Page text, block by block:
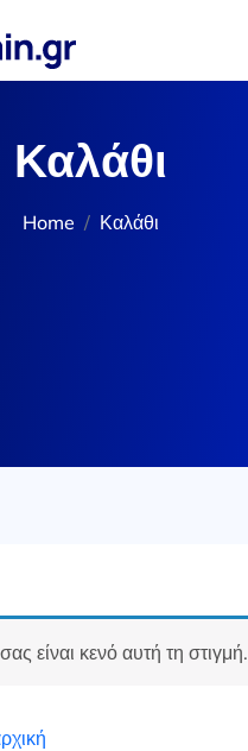
Καλάθι
Home Καλάθι
είναι κενό αυτή τη στιγμή.